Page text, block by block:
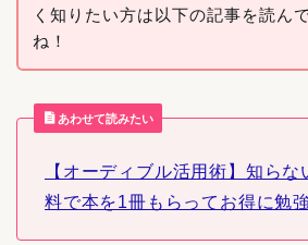
く知りたい方は以下の記事を読ん
ね！
あわせて読みたい
【オーディブル活用術】知ら
料で本を1冊もらってお得に勉